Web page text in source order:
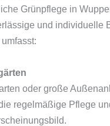
Grünpflege in
und individuelle
oder große
regelmäßige Pflege